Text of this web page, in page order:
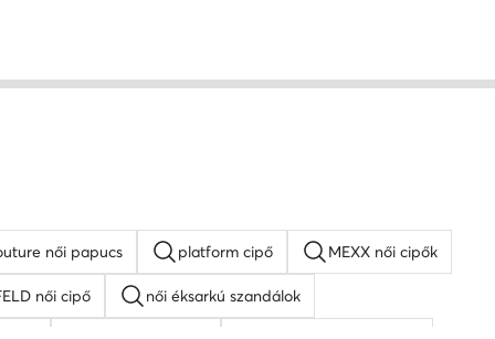
női papucs platform cipő MEXX női cipők
női cipő női éksarkú szandálok